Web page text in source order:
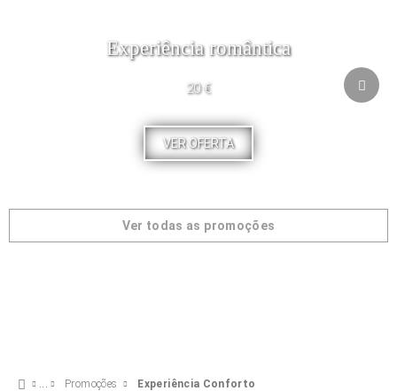
Experiência romântica
20 €
VER OFERTA
Ver todas as promoções
Promoções Experiência Conforto